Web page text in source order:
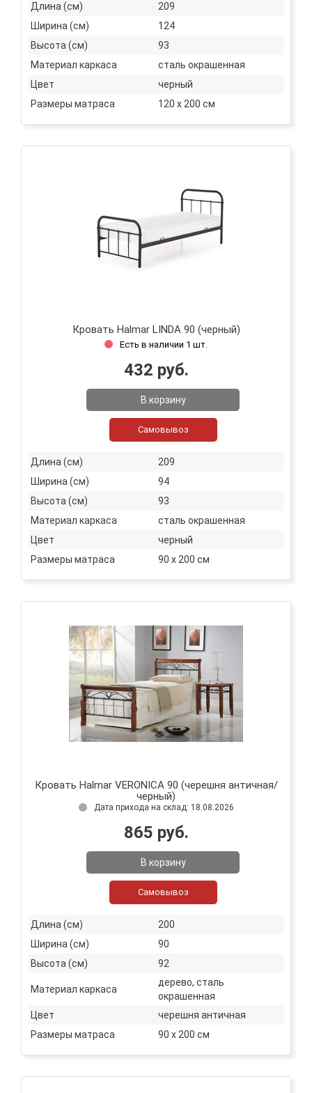
Длина (см)
209
Ширина (см)
124
Высота (см)
93
Материал каркаса
сталь окрашенная
Цвет
черный
Размеры матраса
120 х 200 см
Кровать Halmar LINDA 90 (черный)
Есть в наличии 1 шт.
432 руб.
В корзину
Самовывоз
Длина (см)
209
Ширина (см)
94
Высота (см)
93
Материал каркаса
сталь окрашенная
Цвет
черный
Размеры матраса
90 х 200 см
Кровать Halmar VERONICA 90 (черешня античная/
черный)
Дата прихода на склад: 18.08.2026
865 руб.
В корзину
Самовывоз
Длина (см)
200
Ширина (см)
90
Высота (см)
92
Материал каркаса
дерево, сталь
окрашенная
Цвет
черешня античная
Размеры матраса
90 х 200 см